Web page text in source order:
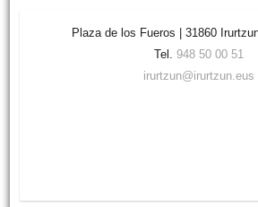
Plaza de los Fueros | 31860
Tel. 948 50 00 51
irurtzun@irurtzun.eus